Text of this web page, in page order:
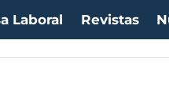
Laboral Revistas